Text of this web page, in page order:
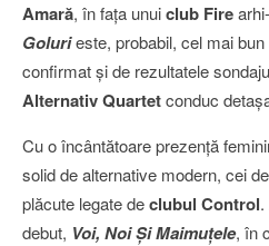
Amară, în faţa unuiclub Fire
Golurieste, probabil, cel mai
confirmat şi de rezultatele
Alternativ Quartetconduc
Cu o încântătoare prezenţă
solid de alternative modern, cei
plăcute legate declubul Control
debut, Voi, Noi Şi Maimuţele, în